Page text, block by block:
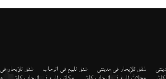
شقق للإيجار في مدينتى شقق للبيع في الرحاب شقق للإيجار